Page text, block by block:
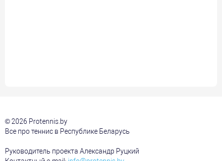
© 2026 Protennis.by
Все про теннис в Республике Беларусь
Руководитель проекта Александр Руцкий